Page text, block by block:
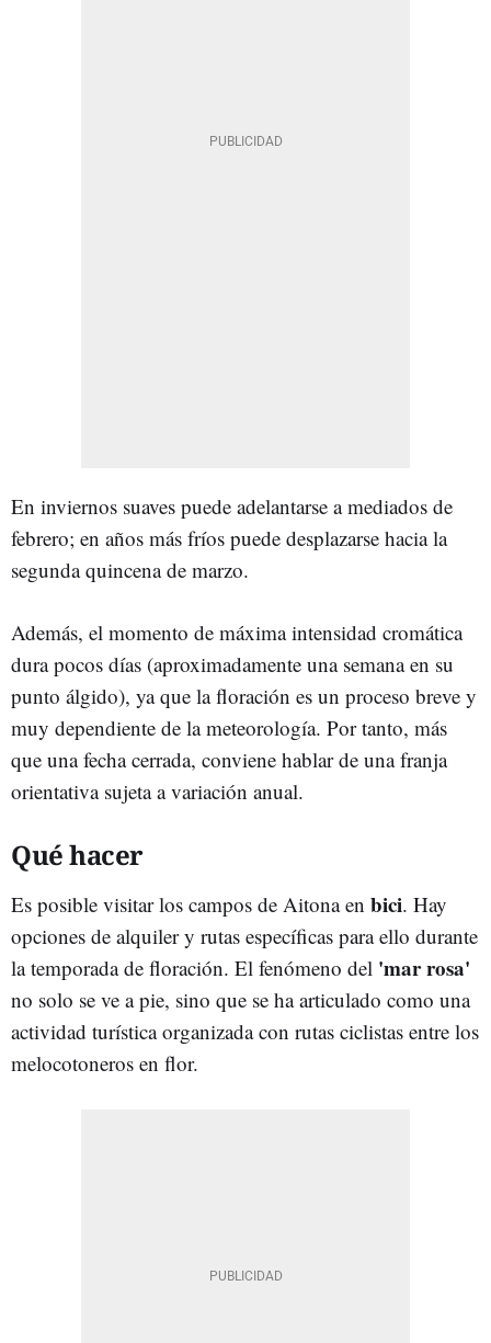
En inviernos suaves puede adelantarse a mediados de
febrero; en años más fríos puede desplazarse hacia la
segunda quincena de marzo.
Además, el momento de máxima intensidad cromática
dura pocos días (aproximadamente una semana en su
punto álgido), ya que la floración es un proceso breve y
muy dependiente de la meteorología. Por tanto, más
que una fecha cerrada, conviene hablar de una franja
orientativa sujeta a variación anual.
Qué hacer
Es posible visitar los campos de Aitona en bici. Hay
opciones de alquiler y rutas específicas para ello durante
la temporada de floración. El fenómeno del 'mar rosa'
no solo se ve a pie, sino que se ha articulado como una
actividad turística organizada con rutas ciclistas entre los
melocotoneros en flor.